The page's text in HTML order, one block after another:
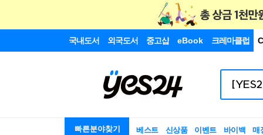
국내도서 외국도서 중고샵 eBook 크레마클럽
빠른분야찾기 베스트 신상품 이벤트 바이백 매